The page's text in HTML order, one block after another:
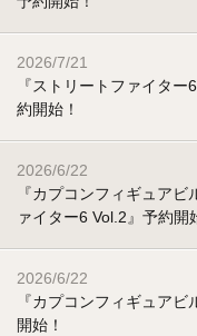
2026/7/21
『ストリートファイタ
約開始！
2026/6/22
『カプコンフィギュア
ァイター6 Vol.2』予約開
2026/6/22
『カプコンフィギュア
開始！